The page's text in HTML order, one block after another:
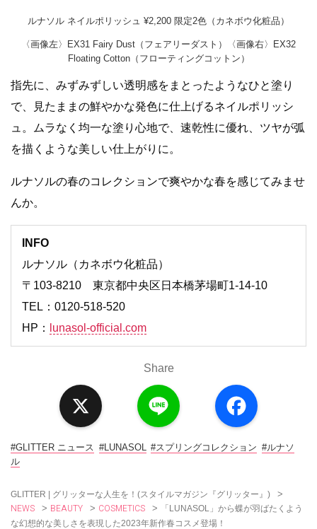
ルナソル ネイルポリッシュ ¥2,200 限定2色（カネボウ化粧品）
〈画像左〉EX31 Fairy Dust（フェアリーダスト）〈画像右〉EX32
Floating Cotton（フローティングコットン）
指先に、みずみずしい透明感をまとったようなひと塗り
で、見たままの鮮やかな発色に仕上げるネイルポリッシ
ュ。ムラなく均一な塗り心地で、速乾性に優れ、ツヤが弧
を描くような美しい仕上がりに。
ルナソルの春のコレクションで爽やかな春を感じてみませ
んか。
INFO
ルナソル（カネボウ化粧品）
〒103-8210 東京都中央区日本橋茅場町1-14-10
TEL：0120-518-520
HP：
lunasol-official.com
Share
a
c
o
#GLITTER ニュース #LUNASOL #スプリングコレクション #ルナソ
ル
GLITTER | グリッターな人生を！(スタイルマガジン『グリッター』) >
NEWS > BEAUTY > COSMETICS >
「LUNASOL」から蝶が羽ばたくよう
な幻想的な美しさを表現した2023年新作春コスメ登場！